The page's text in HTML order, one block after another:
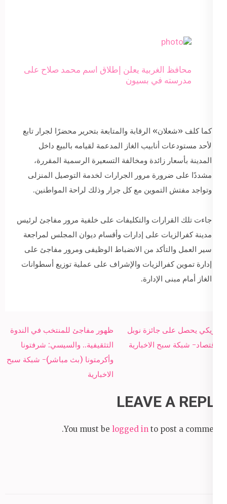
محافظ الغربية يعلن إطلاق اسم محمد صلاح على
مدرسته في بسيون
كما كلف «شعلان» الرقابة والمتابعة بتحرير محضرًا لجرار تابع
لأحد مستودعات أنابيب الغاز المدعمة لقيامه بالبيع داخل
المدينة بأسعار زائدة ومخالفة التسعيرة الرسمية المقررة،
مشددًا على ضرورة مرور الجرارات لخدمة التوصيل المنزلى
وتواجد مفتش التموين مع كل جرار وذلك لراحة المواطنين.
جاءت تلك القرارات والتكليفات على خلفية مرور مفاجئ لرئيس
مدينة كفرالزيات على إدارات وأقسام ديوان المجلس لمراجعة
سير العمل والتأكد من الانضباط الوظيفى ومرور مفاجئ على
إدارة تموين كفرالزيات والإشراف على عملية توزيع أسطوانات
الغاز أمام مبنى الإدارة.
Post
navigation
ظهور مفاجئ للمنتخب في الندوة
التثقيفية.. والسيسي: شرفتونا
وأكرمتونا (بث مباشر)- شبكة سبح
الاخبارية
أمريكي يحصل على جائزة نوبل
للاقتصاد- شبكة سبح الاخبارية
LEAVE A REPLY
You must be logged in to post a comment.